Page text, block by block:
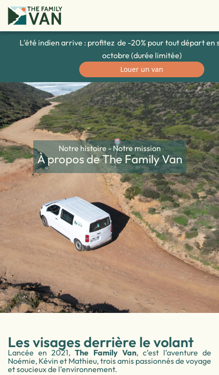
L'été indien arrive : profitez de -20% pour tout départ en
octobre (durée limitée)
Louer un van
Notre histoire - Notre mission
À propos de The Family Van
Les visages derrière le volant
Lancée en 2021,The Family Van, c’est l’aventure de
Noémie, Kévin et Mathieu, trois amis passionnés de voyage
et soucieux de l’environnement.